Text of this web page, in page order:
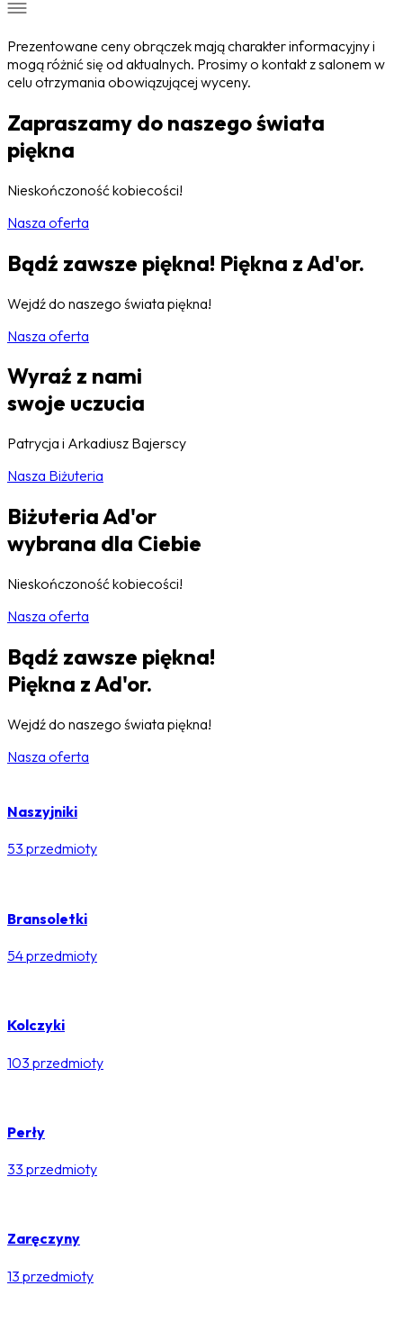
Prezentowane ceny obrączek mają charakter informacyjny i
mogą różnić się od aktualnych. Prosimy o kontakt z salonem w
celu otrzymania obowiązującej wyceny.
Zapraszamy do naszego świata
piękna
Nieskończoność kobiecości!
Nasza oferta
Bądź zawsze piękna! Piękna z Ad'or.
Wejdź do naszego świata piękna!
Nasza oferta
Wyraź z nami
swoje uczucia
Patrycja i Arkadiusz Bajerscy
Nasza Biżuteria
Biżuteria Ad'or
wybrana dla Ciebie
Nieskończoność kobiecości!
Nasza oferta
Bądź zawsze piękna!
Piękna z Ad'or.
Wejdź do naszego świata piękna!
Nasza oferta
Naszyjniki
53 przedmioty
Bransoletki
54 przedmioty
Kolczyki
103 przedmioty
Perły
33 przedmioty
Zaręczyny
13 przedmioty